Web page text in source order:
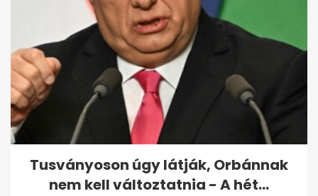
Mikor nem vonják le a bérből a
jegyzéken szereplő adót és...
Tusványoson úgy látják, Orbánnak
nem kell változtatnia - A hét...